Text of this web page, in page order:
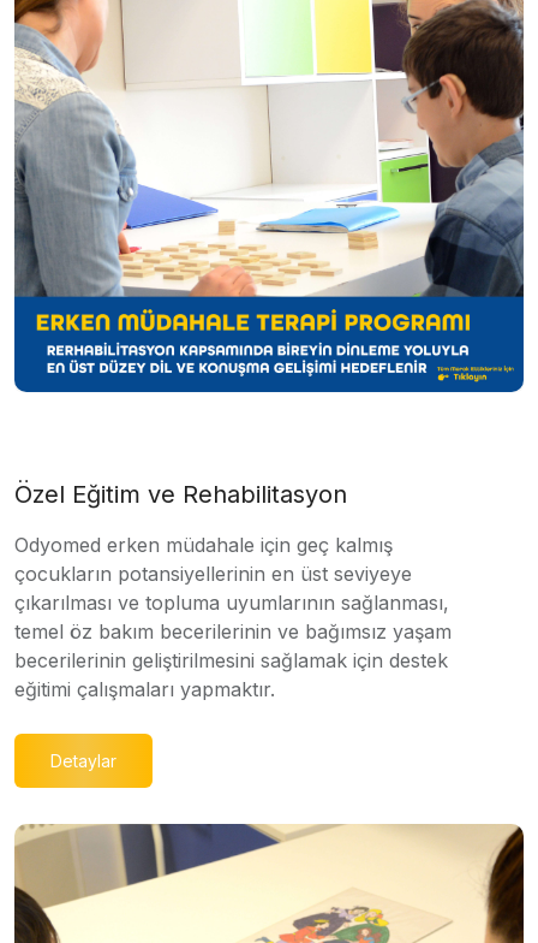
Özel Eğitim ve Rehabilitasyon
Odyomed erken müdahale için geç kalmış
çocukların potansiyellerinin en üst seviyeye
çıkarılması ve topluma uyumlarının sağlanması,
temel öz bakım becerilerinin ve bağımsız yaşam
becerilerinin geliştirilmesini sağlamak için destek
eğitimi çalışmaları yapmaktır.
Detaylar